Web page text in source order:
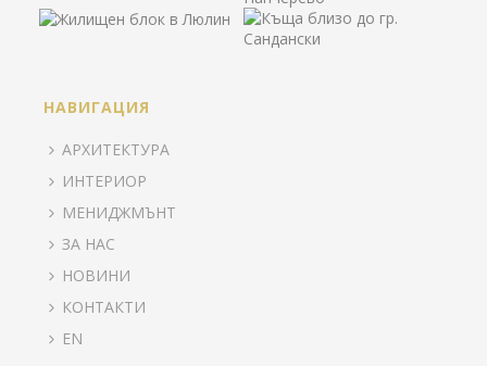
НАВИГАЦИЯ
АРХИТЕКТУРА
ИНТЕРИОР
МЕНИДЖМЪНТ
ЗА НАС
НОВИНИ
КОНТАКТИ
EN